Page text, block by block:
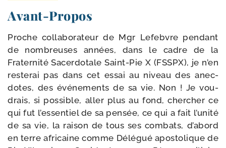
Avant-​Propos
Proche col­la­bo­ra­teur de Mgr Lefebvre pen­dant
de nom­breuses années, dans le cadre de la
Fraternité Sacerdotale Saint-​Pie X (FSSPX), je n’en
res­te­rai pas dans cet essai au niveau des anec­
dotes, des évé­ne­ments de sa vie. Non ! Je vou­
drais, si pos­sible, aller plus au fond, cher­cher ce
qui fut l’essentiel de sa pen­sée, ce qui a fait l’unité
de sa vie, la rai­son de tous ses com­bats, d’abord
en terre afri­caine comme Délégué apos­to­lique de